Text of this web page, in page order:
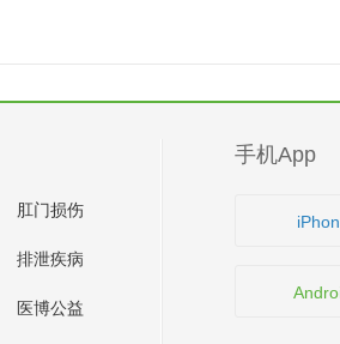
肛门损伤
排泄疾病
医博公益
手机App